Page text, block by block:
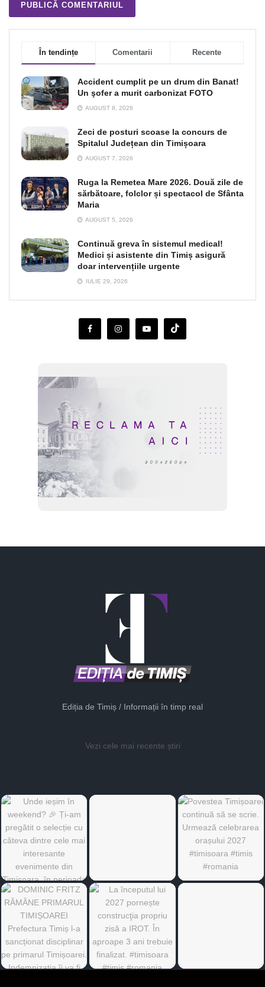
În tendințe Comentarii Recente
Accident cumplit pe un drum din Banat!
Un şofer a murit carbonizat FOTO
AUGUST 8, 2026
Zeci de posturi scoase la concurs de
Spitalul Județean din Timișoara
AUGUST 7, 2026
Ruga la Remetea Mare 2026. Două zile de
sărbătoare, folclor și spectacol de Sfânta
Maria
AUGUST 5, 2026
Continuă greva în sistemul medical!
Medici și asistente din Timiș asigură
doar intervențiile urgente
IULIE 29, 2026
Ediția de Timiș / Informații în timp real
Vezi cele mai recente știri